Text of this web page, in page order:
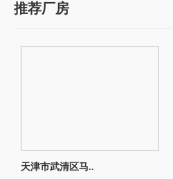
推荐厂房
天津市武清区马..